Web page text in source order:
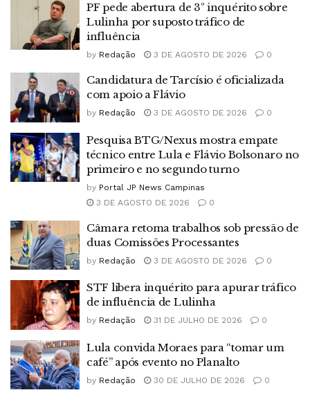
PF pede abertura de 3º inquérito sobre
Lulinha por suposto tráfico de
influência
by Redação 3 DE AGOSTO DE 2026 0
Candidatura de Tarcísio é oficializada
com apoio a Flávio
by Redação 3 DE AGOSTO DE 2026 0
Pesquisa BTG/Nexus mostra empate
técnico entre Lula e Flávio Bolsonaro no
primeiro e no segundo turno
by Portal JP News Campinas
3 DE AGOSTO DE 2026
0
Câmara retoma trabalhos sob pressão de
duas Comissões Processantes
by Redação 3 DE AGOSTO DE 2026 0
STF libera inquérito para apurar tráfico
de influência de Lulinha
by Redação 31 DE JULHO DE 2026 0
Lula convida Moraes para “tomar um
café” após evento no Planalto
by Redação 30 DE JULHO DE 2026 0